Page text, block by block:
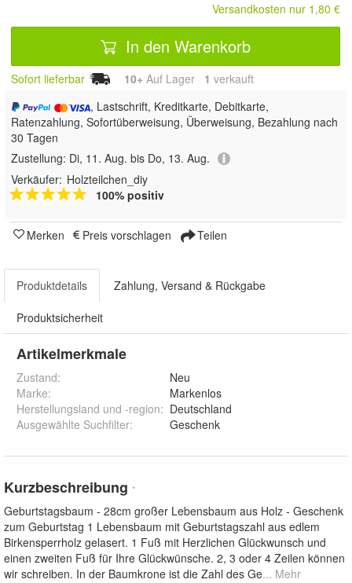
Versandkosten nur 1,80 €
In den Warenkorb
Sofort lieferbar 10+ Auf Lager 1 verkauft
, Lastschrift, Kreditkarte, Debitkarte,
Ratenzahlung, Sofortüberweisung, Überweisung, Bezahlung nach
30 Tagen
Zustellung: Di, 11. Aug. bis Do, 13. Aug.
Verkäufer: Holzteilchen_diy
100% positiv
Merken Preis vorschlagen Teilen
Produktdetails Zahlung, Versand & Rückgabe
Produktsicherheit
Artikelmerkmale
Zustand:
Neu
Marke:
Markenlos
Herstellungsland und -region: Deutschland
Ausgewählte Suchfilter: Geschenk
Kurzbeschreibung *
Geburtstagsbaum - 28cm großer Lebensbaum aus Holz - Geschenk
zum Geburtstag 1 Lebensbaum mit Geburtstagszahl aus edlem
Birkensperrholz gelasert. 1 Fuß mit Herzlichen Glückwunsch und
einen zweiten Fuß für Ihre Glückwünsche. 2, 3 oder 4 Zeilen können
wir schreiben. In der Baumkrone ist die Zahl des Ge... Mehr